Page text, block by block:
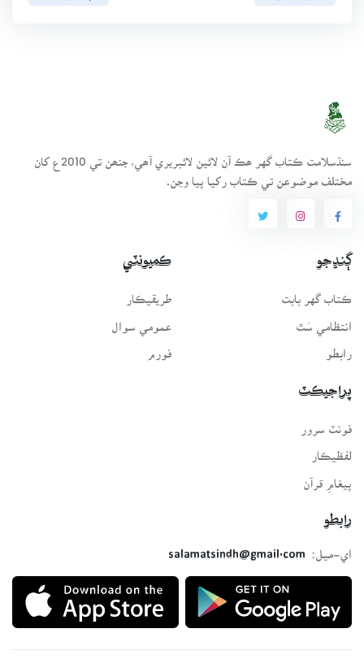
سنڌسلامت ڪتاب گهر ھڪ آن لائين لائبريري آھي، جنھن تي 2010ع کان
مختلف موضوعن تي ڪتاب رکيا پيا وڃن.
ڳنڍجو
ڪتاب گهر بابت
انتظامي سَٿ
رابطو
ڪميونٽي
طريقيڪار
عمومي سوال
فورم
پراجيڪٽ
لفظيڪار
پيغامِ قرآن
رابطو
اي-ميل:
salamatsindh@gmail.com